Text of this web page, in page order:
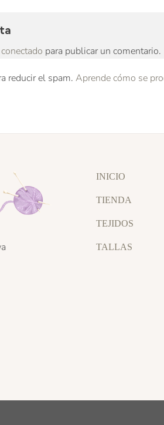
conectado para publicar un comentario.
reducir el spam. Aprende cómo se
INICIO
TIENDA
TEJIDOS
TALLAS